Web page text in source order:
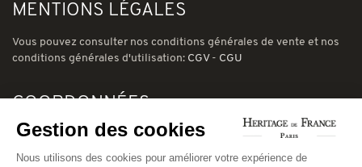
MENTIONS LÉGALES
Vous pouvez consulter nos conditions générales de vente et nos
conditions générales d'utilisation: CGV- CGU
COORDONNÉES
78 avenue de Suffren 75015 Paris
Phone: (00) 33 1 43 56 03 01
Gestion des cookies
Nous utilisons des cookies pour améliorer votre expérience de